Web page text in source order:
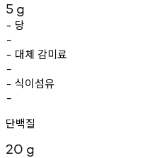
5 g
- 당
-
- 대체 감미료
-
- 식이섬유
-
단백질
20 g